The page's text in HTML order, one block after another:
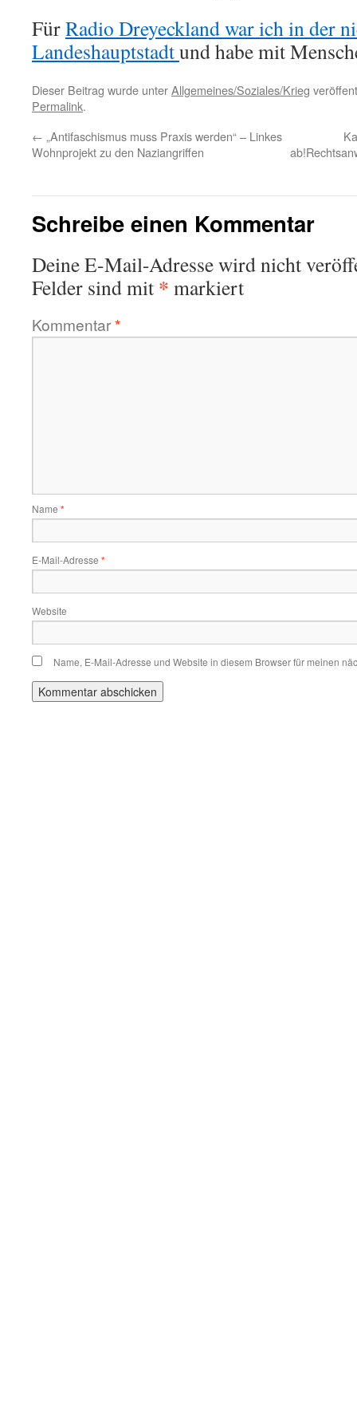
FürRadio Dreyeckland war ich in der
Landeshauptstadtund habe mit
Dieser Beitrag wurde unterAllgemeines/Soziales/Krieg
Permalink.
← „Antifaschismus muss Praxis werden“ – Linkes
Wohnprojekt zu den Naziangriffen
Schreibe einen Kommentar
Deine E-Mail-Adresse wird nicht
Felder sind mit * markiert
Kommentar*
Name *
E-Mail-Adresse *
Website
Name, E-Mail-Adresse und Website in diesem Browser für meinen